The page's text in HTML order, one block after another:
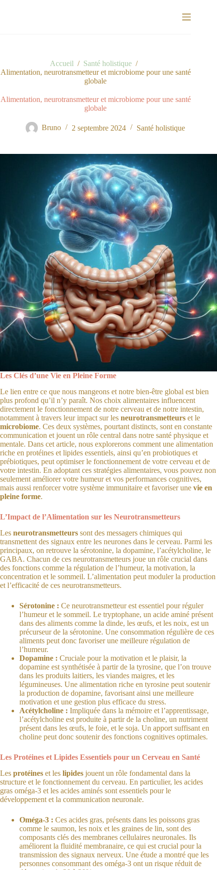
Accueil / Santé holistique /
Alimentation, neurotransmetteur et microbiome pour une santé
globale
Alimentation, neurotransmetteur et microbiome pour une santé
globale
Bruno 2 septembre 2024 Santé holistique
Les Clés d’une Vie en Pleine Forme
Le lien entre ce que nous mangeons et notre bien-être global est bien
plus profond qu’il n’y paraît. Nos choix alimentaires influencent
directement le fonctionnement de notre cerveau et de notre intestin,
notamment à travers leur impact sur les neurotransmetteurs et le
microbiome. Ces deux systèmes, pourtant distincts, sont en constante
communication et jouent un rôle central dans notre santé physique et
mentale. Dans cet article, nous explorerons comment une alimentation
riche en protéines et lipides essentiels, ainsi qu’en probiotiques et
prébiotiques, peut optimiser le fonctionnement de votre cerveau et de
votre intestin. En adoptant ces stratégies alimentaires, vous pouvez non
seulement améliorer votre humeur et vos performances cognitives,
mais aussi renforcer votre système immunitaire et favoriser une vie en
pleine forme.
L’Impact de l’Alimentation sur les Neurotransmetteurs
Les neurotransmetteurs sont des messagers chimiques qui
transmettent des signaux entre les neurones dans le cerveau. Parmi les
principaux, on retrouve la sérotonine, la dopamine, l’acétylcholine, le
GABA. Chacun de ces neurotransmetteurs joue un rôle crucial dans
des fonctions comme la régulation de l’humeur, la motivation, la
concentration et le sommeil. L’alimentation peut moduler la production
et l’efficacité de ces neurotransmetteurs.
Sérotonine : Ce neurotransmetteur est essentiel pour réguler
l’humeur et le sommeil. Le tryptophane, un acide aminé présent
dans des aliments comme la dinde, les œufs, et les noix, est un
précurseur de la sérotonine. Une consommation régulière de ces
aliments peut donc favoriser une meilleure régulation de
l’humeur.
Dopamine : Cruciale pour la motivation et le plaisir, la
dopamine est synthétisée à partir de la tyrosine, que l’on trouve
dans les produits laitiers, les viandes maigres, et les
légumineuses. Une alimentation riche en tyrosine peut soutenir
la production de dopamine, favorisant ainsi une meilleure
motivation et une gestion plus efficace du stress.
Acétylcholine : Impliquée dans la mémoire et l’apprentissage,
l’acétylcholine est produite à partir de la choline, un nutriment
présent dans les œufs, le foie, et le soja. Un apport suffisant en
choline peut donc soutenir des fonctions cognitives optimales.
Les Protéines et Lipides Essentiels pour un Cerveau en Santé
Les protéines et les lipides jouent un rôle fondamental dans la
structure et le fonctionnement du cerveau. En particulier, les acides
gras oméga-3 et les acides aminés sont essentiels pour le
développement et la communication neuronale.
Oméga-3 : Ces acides gras, présents dans les poissons gras
comme le saumon, les noix et les graines de lin, sont des
composants clés des membranes cellulaires neuronales. Ils
améliorent la fluidité membranaire, ce qui est crucial pour la
transmission des signaux nerveux. Une étude a montré que les
personnes consommant des oméga-3 ont un risque réduit de